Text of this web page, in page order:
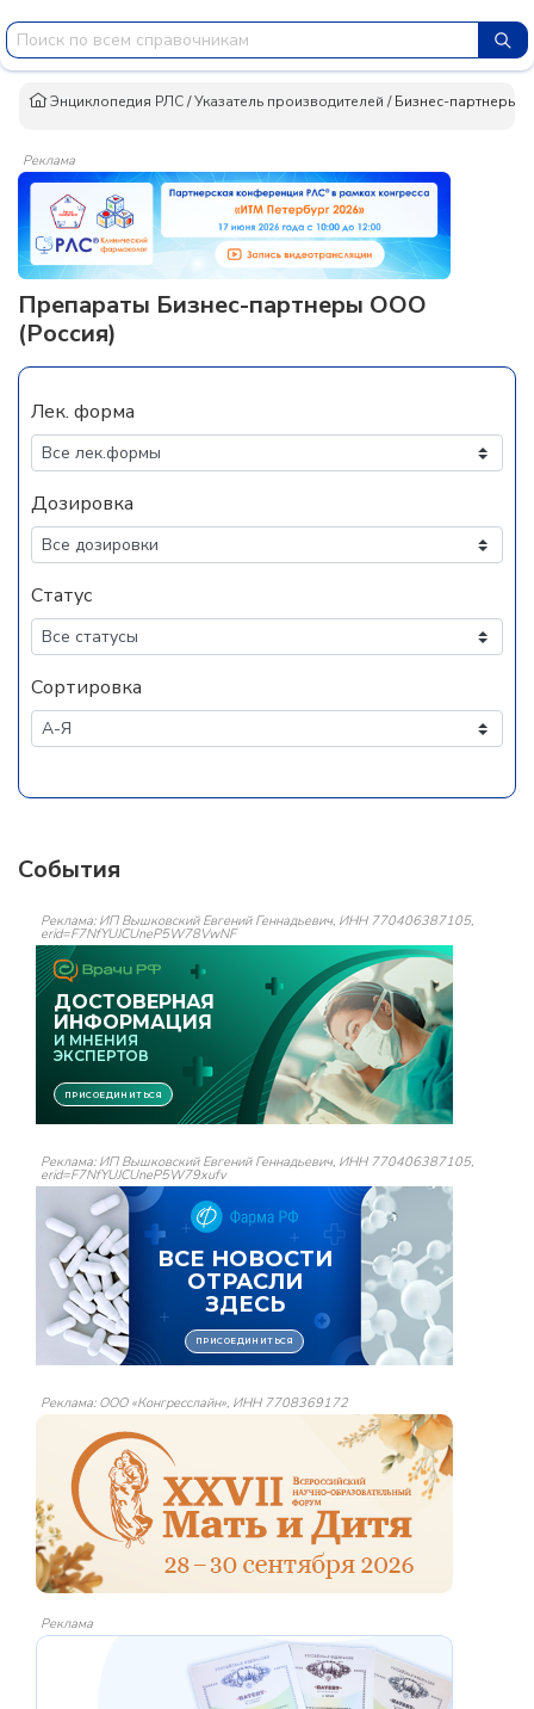
Энциклопедия РЛС/Указатель производителей /Бизнес-партнеры
Реклама
Препараты Бизнес-партнеры ООО
(Россия)
Лек. форма
Дозировка
Статус
Сортировка
События
Реклама: ИП Вышковский Евгений Геннадьевич, ИНН 770406387105,
erid=F7NfYUJCUneP5W78VwNF
Реклама: ИП Вышковский Евгений Геннадьевич, ИНН 770406387105,
erid=F7NfYUJCUneP5W79xufv
Реклама: ООО «Конгресслайн», ИНН 7708369172
Реклама